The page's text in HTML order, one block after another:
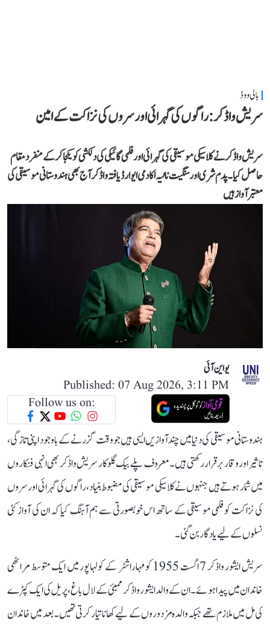
بالی ووڈ
سریش واڈکر: راگوں کی گہرائی اور سروں کی نزاکت کے امین
سریش واڈکر نے کلاسیکی موسیقی کی گہرائی اور فلمی گائیکی کی دلکشی کو یکجا کر کے منفرد مقام
حاصل کیا۔ پدم شری اور سنگیت ناٹیہ اکادمی ایوارڈ یافتہ واڈکر آج بھی ہندوستانی موسیقی کی
معتبر آواز ہیں
یو این آئی
Published: 07 Aug 2026, 3:11 PM
Follow us on:
ہندوستانی موسیقی کی دنیا میں چند آوازیں ایسی ہیں جو وقت گزرنے کے باوجود اپنی تازگی،
تاثیر اور وقار برقرار رکھتی ہیں۔ معروف پلے بیک گلوکار سریش واڈکر بھی انہی فنکاروں
میں شمار ہوتے ہیں جنہوں نے کلاسیکی موسیقی کی مضبوط بنیاد، راگوں کی گہرائی اور سروں
کی نزاکت کو فلمی موسیقی کے ساتھ اس خوبصورتی سے ہم آہنگ کیا کہ ان کی آواز کئی
نسلوں کے لیے یادگار بن گئی۔
سریش ایشور واڈکر 7 اگست 1955 کو مہاراشٹر کے کولہاپور میں ایک متوسط مراٹھی
خاندان میں پیدا ہوئے۔ ان کے والد ایشور واڈکر ممبئی کے لال باغ، پریل کی ایک کپڑے
کی مل میں ملازم تھے جبکہ والدہ مزدوروں کے لیے کھانا تیار کرتی تھیں۔ بعد میں خاندان